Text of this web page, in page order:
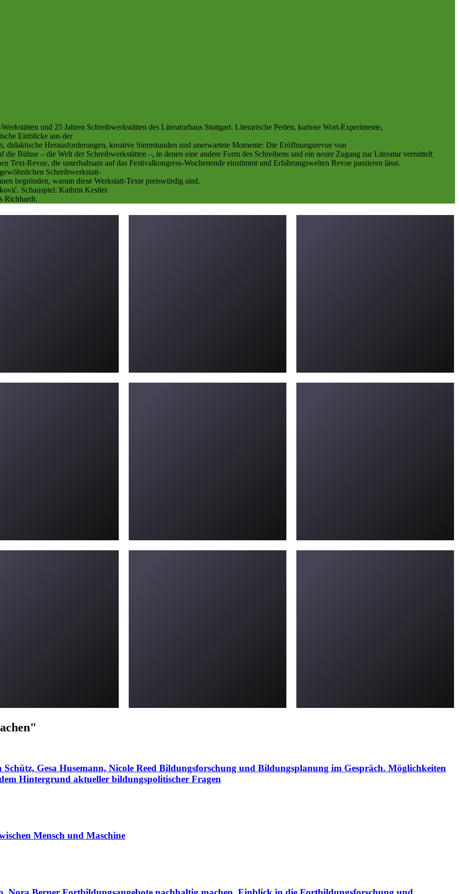
und 25 Jahren Schreibwerkstätten des Literaturhaus Stuttgart. Literarische Perlen, kuriose Wort-Experimente,
Einblicke aus der
didaktische Herausforderungen, kreative Sternstunden und unerwartete Momente: Die Eröffnungsrevue von
Bühne – die Welt der Schreibwerkstätten –, in denen eine andere Form des Schreibens und ein neuer Zugang zur Literatur vermittelt
Text-Revue, die unterhaltsam auf das Festivalkongress-Wochenende einstimmt und Erfahrungswelten Revue passieren lässt.
Schreibwerkstatt-
begründen, warum diese Werkstatt-Texte preiswürdig sind.
Schauspiel: Kathrin Kestler.
Richhardt.
Gesa Husemann, Nicole Reed Bildungsforschung und Bildungsplanung im Gespräch. Möglichkeiten
Hintergrund aktueller bildungspolitischer Fragen
Mensch und Maschine